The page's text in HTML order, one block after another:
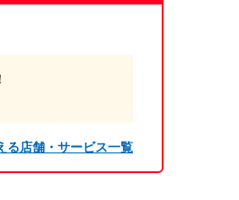
る店舗・サービス一覧